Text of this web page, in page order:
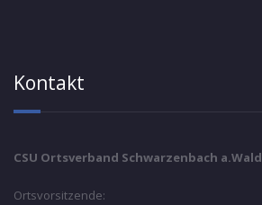
Kontakt
CSU Ortsverband Schwarzenbach a.Wald
Ortsvorsitzende: